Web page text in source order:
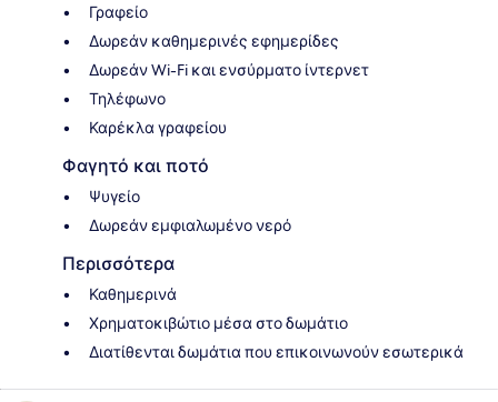
Γραφείο
Δωρεάν καθημερινές εφημερίδες
Δωρεάν Wi-Fi και ενσύρματο ίντερνετ
Τηλέφωνο
Καρέκλα γραφείου
Φαγητό και ποτό
Ψυγείο
Δωρεάν εμφιαλωμένο νερό
Περισσότερα
Καθημερινά
Χρηματοκιβώτιο μέσα στο δωμάτιο
Διατίθενται δωμάτια που επικοινωνούν εσωτερικά